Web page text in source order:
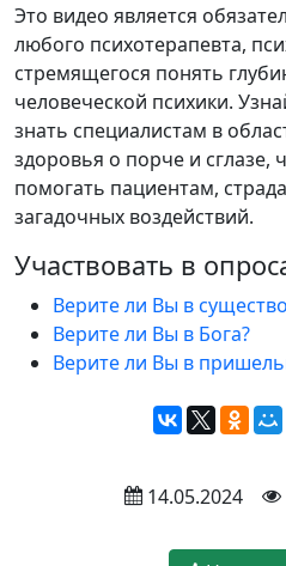
Это видео является
любого психотерапевта,
стремящегося понять
человеческой психики.
знать специалистам в
здоровья о порче и сглазе,
помогать пациентам,
загадочных воздействий.
Участвовать в
Верите ли Вы в
Верите ли Вы в Бога?
Верите ли Вы в
14.05.2024